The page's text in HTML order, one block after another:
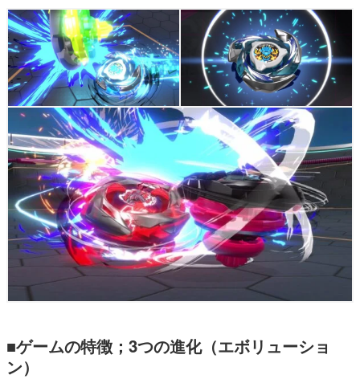
■ゲームの特徴； 3つの進化（エボリューショ
ン）